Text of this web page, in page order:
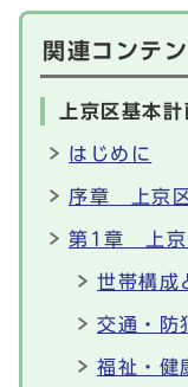
関連コンテ
上京区基本
はじめに
序章 上京
第1章 上京
世帯構成
交通・防
福祉・健